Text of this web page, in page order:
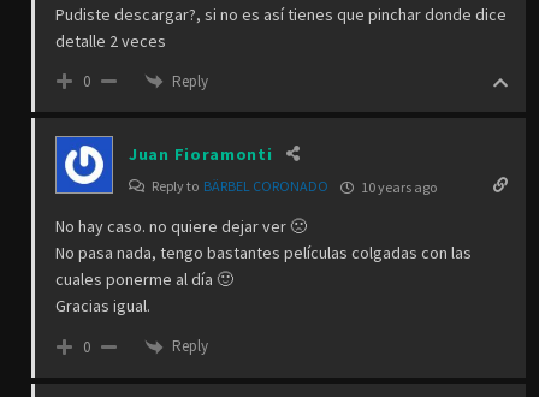
Pudiste descargar?, si no es así tienes que pinchar donde dice
detalle 2 veces
0 Reply
Juan Fioramonti
Reply to BÄRBEL CORONADO 10 years ago
No hay caso. no quiere dejar ver 🙁
No pasa nada, tengo bastantes películas colgadas con las
cuales ponerme al día 🙂
Gracias igual.
0 Reply